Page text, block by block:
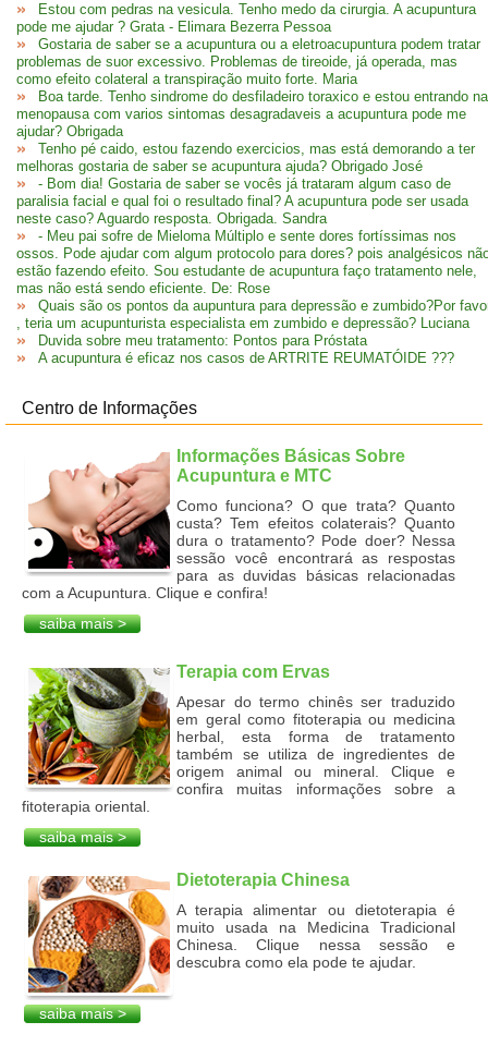
Estou com pedras na vesicula. Tenho medo da cirurgia. A acupuntura
pode me ajudar ? Grata - Elimara Bezerra Pessoa
Gostaria de saber se a acupuntura ou a eletroacupuntura podem tratar
problemas de suor excessivo. Problemas de tireoide, já operada, mas
como efeito colateral a transpiração muito forte. Maria
Boa tarde. Tenho sindrome do desfiladeiro toraxico e estou entrando na
menopausa com varios sintomas desagradaveis a acupuntura pode me
ajudar? Obrigada
Tenho pé caido, estou fazendo exercicios, mas está demorando a ter
melhoras gostaria de saber se acupuntura ajuda? Obrigado José
- Bom dia! Gostaria de saber se vocês já trataram algum caso de
paralisia facial e qual foi o resultado final? A acupuntura pode ser usada
neste caso? Aguardo resposta. Obrigada. Sandra
- Meu pai sofre de Mieloma Múltiplo e sente dores fortíssimas nos
ossos. Pode ajudar com algum protocolo para dores? pois analgésicos
estão fazendo efeito. Sou estudante de acupuntura faço tratamento nele,
mas não está sendo eficiente. De: Rose
Quais são os pontos da aupuntura para depressão e zumbido?Por
, teria um acupunturista especialista em zumbido e depressão? Luciana
Duvida sobre meu tratamento: Pontos para Próstata
A acupuntura é eficaz nos casos de ARTRITE REUMATÓIDE ???
Centro de Informações
Informações Básicas Sobre
Acupuntura e MTC
Como funciona? O que trata? Quanto
custa? Tem efeitos colaterais? Quanto
dura o tratamento? Pode doer? Nessa
sessão você encontrará as respostas
para as duvidas básicas relacionadas
com a Acupuntura. Clique e confira!
saiba mais >
Terapia com Ervas
Apesar do termo chinês ser traduzido
em geral como fitoterapia ou medicina
herbal, esta forma de tratamento
também se utiliza de ingredientes de
origem animal ou mineral. Clique e
confira muitas informações sobre a
fitoterapia oriental.
saiba mais >
Dietoterapia Chinesa
A terapia alimentar ou dietoterapia é
muito usada na Medicina Tradicional
Chinesa. Clique nessa sessão e
descubra como ela pode te ajudar.
saiba mais >